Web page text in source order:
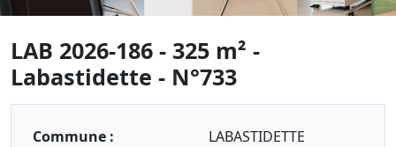
LAB 2026-186 - 325 m² -
Labastidette - N°733
Commune :
LABASTIDETTE